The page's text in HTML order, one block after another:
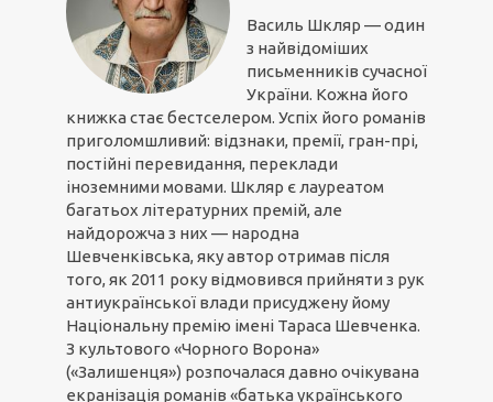
Василь Шкляр — один
з найвідоміших
письменників сучасної
України. Кожна його
книжка стає бестселером. Успіх його романів
приголомшливий: відзнаки, премії, гран-прі,
постійні перевидання, переклади
іноземними мовами. Шкляр є лауреатом
багатьох літературних премій, але
найдорожча з них — народна
Шевченківська, яку автор отримав після
того, як 2011 року відмовився прийняти з рук
антиукраїнської влади присуджену йому
Національну премію імені Тараса Шевченка.
З культового «Чорного Ворона»
(«Залишенця») розпочалася давно очікувана
екранізація романів «батька українського